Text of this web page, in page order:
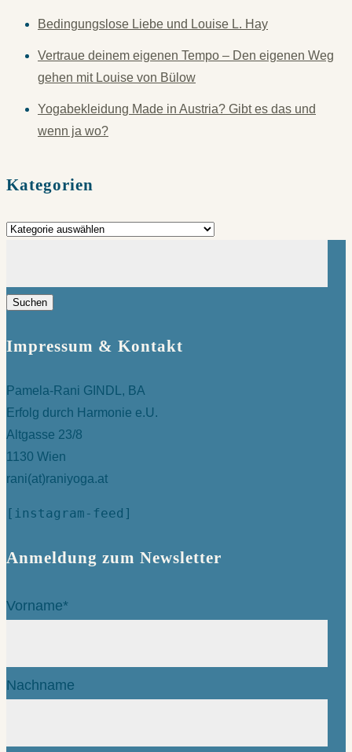
Bedingungslose Liebe und Louise L. Hay
Vertraue deinem eigenen Tempo – Den eigenen Weg
gehen mit Louise von Bülow
Yogabekleidung Made in Austria? Gibt es das und
wenn ja wo?
Kategorien
Kategorien
Impressum & Kontakt
Pamela-Rani GINDL, BA
Erfolg durch Harmonie e.U.
Altgasse 23/8
1130 Wien
rani(at)raniyoga.at
[instagram-feed]
Anmeldung zum Newsletter
Vorname*
Nachname